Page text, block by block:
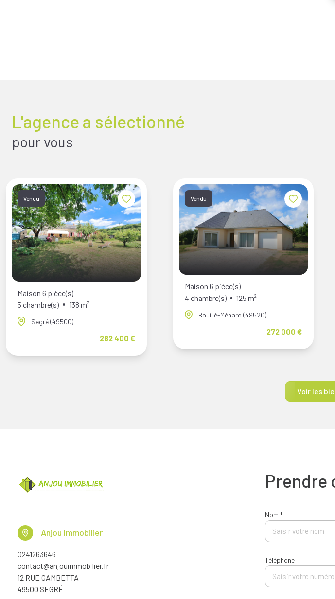
L'agence a sélectionné
pour vous
Vendu
Maison 6 pièce(s)
5 chambre(s)
138 m²
Segré (49500)
282 400 €
Vendu
Maison 6 pièce(s)
4 chambre(s)
125 m²
Bouillé-Ménard (49520)
272 000 €
Voir les
Prendre
Nom *
Téléphone
Anjou Immobilier
0241263646
contact@anjouimmobilier.fr
12 RUE GAMBETTA
49500 SEGRÉ